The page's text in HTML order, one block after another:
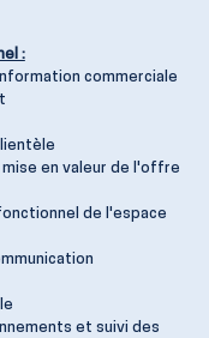
:
commerciale
en valeur de l'offre
de l'espace
et suivi des